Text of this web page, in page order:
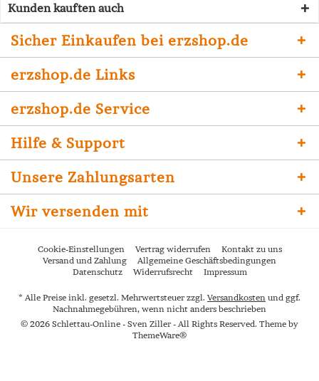
Kunden kauften auch
Sicher Einkaufen bei erzshop.de
erzshop.de Links
erzshop.de Service
Hilfe & Support
Unsere Zahlungsarten
Wir versenden mit
Cookie-Einstellungen Vertrag widerrufen
Kontakt zu uns
Versand und Zahlung
Allgemeine Geschäftsbedingungen
Datenschutz
Widerrufsrecht Impressum
* Alle Preise inkl. gesetzl. Mehrwertsteuer zzgl. Versandkosten und ggf.
Nachnahmegebühren, wenn nicht anders beschrieben
© 2026 Schlettau-Online - Sven Ziller - All Rights Reserved. Theme by
ThemeWare®